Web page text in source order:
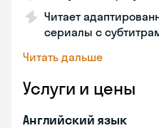
Читает
сериалы с
Читать дальше
Услуги и цены
Английский язык